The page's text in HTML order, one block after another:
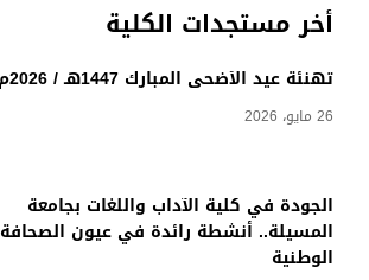
أخر مستجدات الكلية
تهنئة عيد الأضحى المبارك 1447هـ / 2026م
26 مايو، 2026
الجودة في كلية الآداب واللغات بجامعة
المسيلة.. أنشطة رائدة في عيون الصحافة
الوطنية